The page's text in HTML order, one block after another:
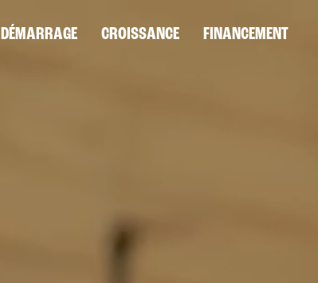
DÉMARRAGE CROISSANCE FINANCEMENT